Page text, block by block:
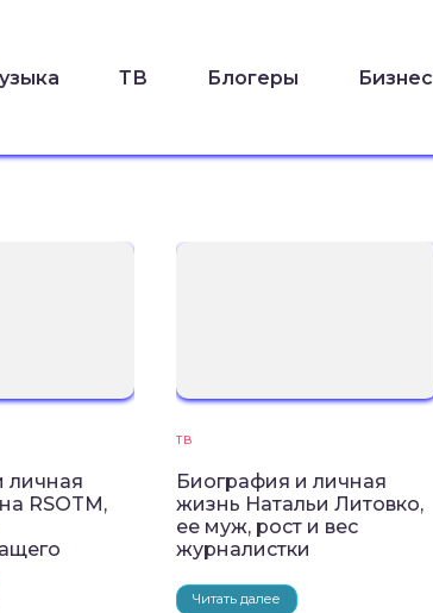
ТВ Блогеры Бизнес
личная
RSOTM,
ТВ
Биография и личная
жизнь Натальи Литовко,
ее муж, рост и вес
журналистки
Читать далее